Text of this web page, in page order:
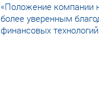
«Положение компании
более уверенным
финансовых